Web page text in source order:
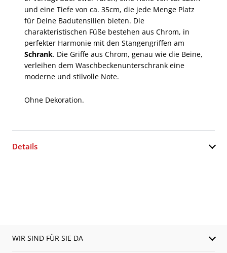
und eine Tiefe von ca. 35cm, die jede Menge Platz
für Deine Badutensilien bieten. Die
charakteristischen Füße bestehen aus Chrom, in
perfekter Harmonie mit den Stangengriffen am
Schrank. Die Griffe aus Chrom, genau wie die Beine,
verleihen dem Waschbeckenunterschrank eine
moderne und stilvolle Note.
Ohne Dekoration.
Details
WIR SIND FÜR SIE DA